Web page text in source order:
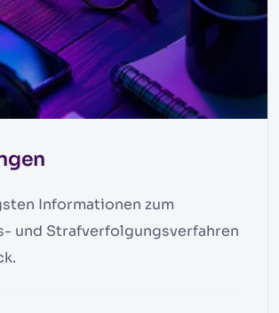
Informationen zum
und Strafverfolgungsverfahren